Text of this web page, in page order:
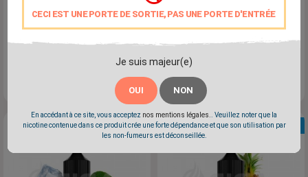
CECI EST UNE PORTE DE SORTIE, PAS UNE PORTE D'ENTRÉE
Je suis majeur(e)
OUI NON
En accédant à ce site, vous acceptez nos mentions légales.
. Veuillez noter que la
nicotine contenue dans ce produit crée une forte dépendance et que son utilisation par
les non-fumeurs est déconseillée.
Concentré Smashin'
Concentré Philipines Mango
NOUVEAU NOUVEAU